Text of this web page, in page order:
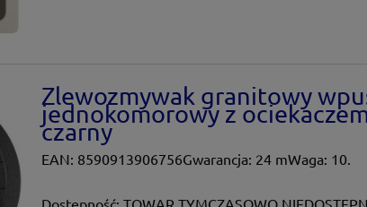
Zlewozmywak granitowy
jednokomorowy z
czarny
EAN: 8590913906756Gwarancja: 24 mWaga: 10.
Dostępność: TOWAR TYMCZASOWO